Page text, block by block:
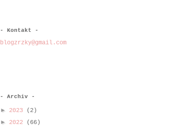
- Kontakt -
blogzrzky@gmail.com
- Archiv -
► 2023
(2)
► 2022
(66)